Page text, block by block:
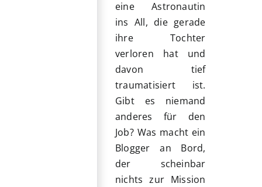
eine Astronautin
ins All, die gerade
ihre Tochter
verloren hat und
davon tief
traumatisiert ist.
Gibt es niemand
anderes für den
Job? Was macht ein
Blogger an Bord,
der scheinbar
nichts zur Mission